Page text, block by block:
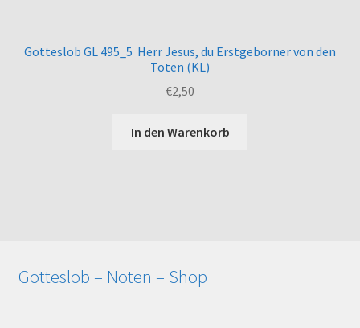
Gotteslob GL 495_5 Herr Jesus, du Erstgeborner von den
Toten (KL)
€2,50
In den Warenkorb
Gotteslob – Noten – Shop